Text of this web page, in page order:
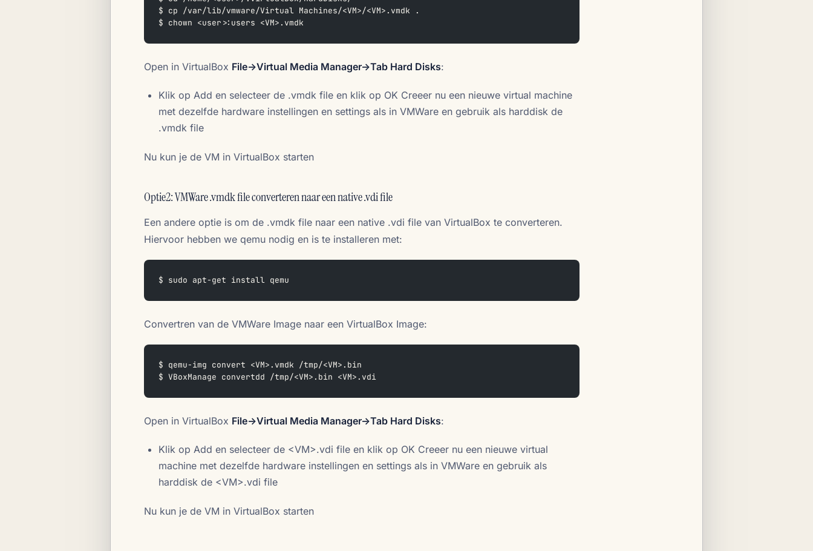
$ cp /var/lib/vmware/Virtual Machines/<VM>/<VM>.vmdk .
$ chown <user>:users <VM>.vmdk
Open in VirtualBox File->Virtual Media Manager->Tab Hard Disks:
Klik op Add en selecteer de .vmdk file en klik op OK Creeer nu een nieuwe virtual machine
met dezelfde hardware instellingen en settings als in VMWare en gebruik als harddisk de
.vmdk file
Nu kun je de VM in VirtualBox starten
Optie2: VMWare .vmdk file converteren naar een native .vdi file
Een andere optie is om de .vmdk file naar een native .vdi file van VirtualBox te converteren.
Hiervoor hebben we qemu nodig en is te installeren met:
$ sudo apt-get install qemu
Convertren van de VMWare Image naar een VirtualBox Image:
$ qemu-img convert <VM>.vmdk /tmp/<VM>.bin
$ VBoxManage convertdd /tmp/<VM>.bin <VM>.vdi
Open in VirtualBox File->Virtual Media Manager->Tab Hard Disks:
Klik op Add en selecteer de <VM>.vdi file en klik op OK Creeer nu een nieuwe virtual
machine met dezelfde hardware instellingen en settings als in VMWare en gebruik als
harddisk de <VM>.vdi file
Nu kun je de VM in VirtualBox starten